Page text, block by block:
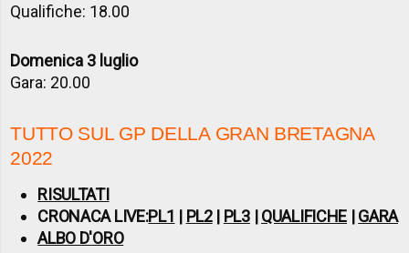
Qualifiche: 18.00
Domenica 3 luglio
Gara: 20.00
TUTTO SUL GP DELLA GRAN BRETAGNA
2022
RISULTATI
CRONACA LIVE:PL1 | PL2| PL3|QUALIFICHE |GARA
ALBO D'ORO